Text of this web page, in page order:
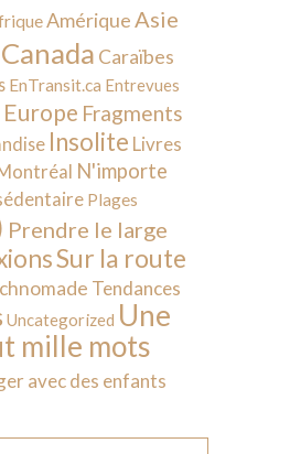
Amérique Asie
Canada Caraïbes
EnTransit.ca Entrevues
Europe Fragments
Insolite Livres
N'importe
Plages
Prendre le large
Sur la route
Tendances
Uncategorized Une
mille mots
avec des enfants